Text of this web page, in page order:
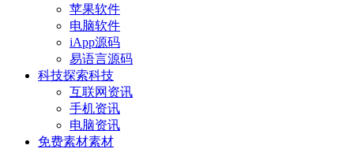
苹果软件
电脑软件
iApp源码
易语言源码
科技探索科技
互联网资讯
手机资讯
电脑资讯
免费素材素材